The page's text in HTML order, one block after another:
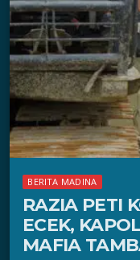
BERITA MADINA
RAZIA PETI
ECEK,
MAFIA